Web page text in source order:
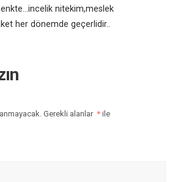
nitekim,meslek
her dönemde geçerlidir..
Gerekli alanlar * ile